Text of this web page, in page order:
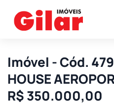
Imóvel - Cód.
HOUSE
R$ 350.000,00